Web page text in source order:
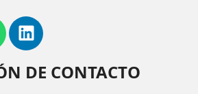
DE CONTACTO